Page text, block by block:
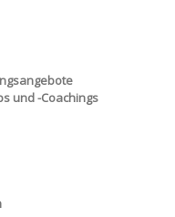
und -Coachings